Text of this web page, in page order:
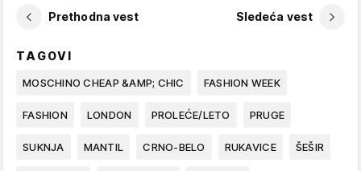
Prethodna vest Sledeća vest
TAGOVI
MOSCHINO CHEAP &AMP; CHIC FASHION WEEK
FASHION LONDON PROLEĆE/LETO PRUGE
SUKNJA MANTIL CRNO-BELO RUKAVICE ŠEŠIR